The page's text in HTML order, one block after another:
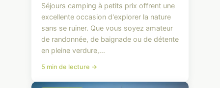
Séjours camping à petits prix offrent une
excellente occasion d'explorer la nature
sans se ruiner. Que vous soyez amateur
de randonnée, de baignade ou de détente
en pleine verdure,...
5 min de lecture →